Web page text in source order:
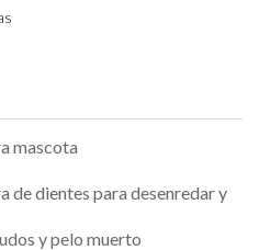
mascota
de dientes para desenredar y
y pelo muerto